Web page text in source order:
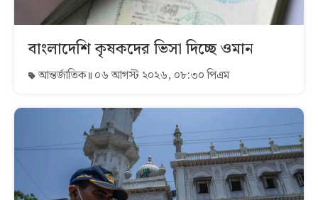
বাংলাদেশি কৃষকদের ভিসা দিচ্ছে ওমান
আন্তর্জাতিক ০৬ আগস্ট ২০২৬, ০৮:৩০ পিএম